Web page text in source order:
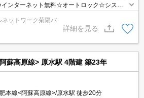
インターネット無料☆オートロック☆システ
ネットワーク菊陽バ
詳細を見る
蘇高原線> 原水駅 4階建 築23年
本線<阿蘇高原線>/原水駅 徒歩20分